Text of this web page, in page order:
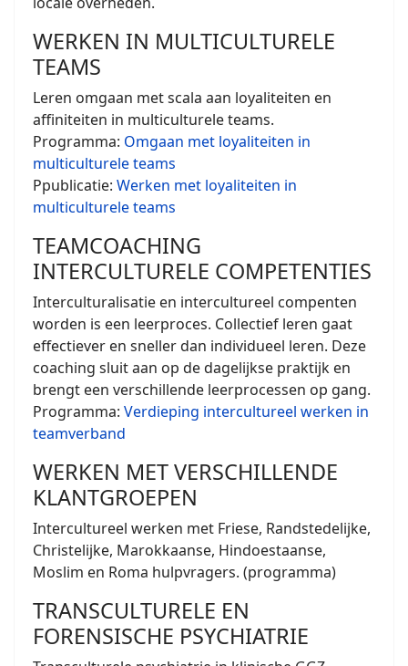
WERKEN IN MULTICULTURELE
TEAMS
Leren omgaan met scala aan loyaliteiten en
affiniteiten in multiculturele teams.
Programma: Omgaan met loyaliteiten in
multiculturele teams
Ppublicatie: Werken met loyaliteiten in
multiculturele teams
TEAMCOACHING
INTERCULTURELE COMPETENTIES
Interculturalisatie en intercultureel compenten
worden is een leerproces. Collectief leren gaat
effectiever en sneller dan individueel leren. Deze
coaching sluit aan op de dagelijkse praktijk en
brengt een verschillende leerprocessen op gang.
Programma: Verdieping intercultureel werken in
teamverband
WERKEN MET VERSCHILLENDE
KLANTGROEPEN
Intercultureel werken met Friese, Randstedelijke,
Christelijke, Marokkaanse, Hindoestaanse,
Moslim en Roma hulpvragers. (programma)
TRANSCULTURELE EN
FORENSISCHE PSYCHIATRIE